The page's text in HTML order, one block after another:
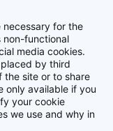
rol van cultuur richting
necessary for the
non-functional
media cookies.
by third
the site or to share
only available if you
your cookie
we use and why in